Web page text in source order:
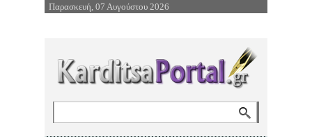
Επιστροφή στην Πλοήγηση
Παρασκευή, 07 Αυγούστου 2026